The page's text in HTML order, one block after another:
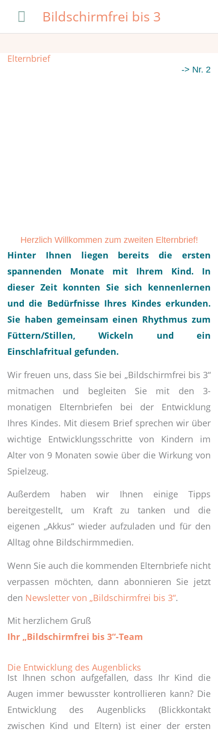
Inhalt
Bildschirmfrei bis 3
Hauptmenü
Elternbrief
-> Nr. 2
Herzlich Willkommen zum zweiten Elternbrief!
Hinter Ihnen liegen bereits die ersten
spannenden Monate mit Ihrem Kind. In
dieser Zeit konnten Sie sich kennenlernen
und die Bedürfnisse Ihres Kindes erkunden.
Sie haben gemeinsam einen Rhythmus zum
Füttern/Stillen, Wickeln und ein
Einschlafritual gefunden.
Wir freuen uns, dass Sie bei „Bildschirmfrei bis 3“
mitmachen und begleiten Sie mit den 3-
monatigen Elternbriefen bei der Entwicklung
Ihres Kindes. Mit diesem Brief sprechen wir über
wichtige Entwicklungsschritte von Kindern im
Alter von 9 Monaten sowie über die Wirkung von
Spielzeug.
Außerdem haben wir Ihnen einige Tipps
bereitgestellt, um Kraft zu tanken und die
eigenen „Akkus“ wieder aufzuladen und für den
Alltag ohne Bildschirmmedien.
Wenn Sie auch die kommenden Elternbriefe nicht
verpassen möchten, dann abonnieren Sie jetzt
den Newsletter von „Bildschirmfrei bis 3“.
Mit herzlichem Gruß
Ihr „Bildschirmfrei bis 3“-Team
Die Entwicklung des Augenblicks
Ist Ihnen schon aufgefallen, dass Ihr Kind die
Augen immer bewusster kontrollieren kann? Die
Entwicklung des Augenblicks (Blickkontakt
zwischen Kind und Eltern) ist einer der ersten